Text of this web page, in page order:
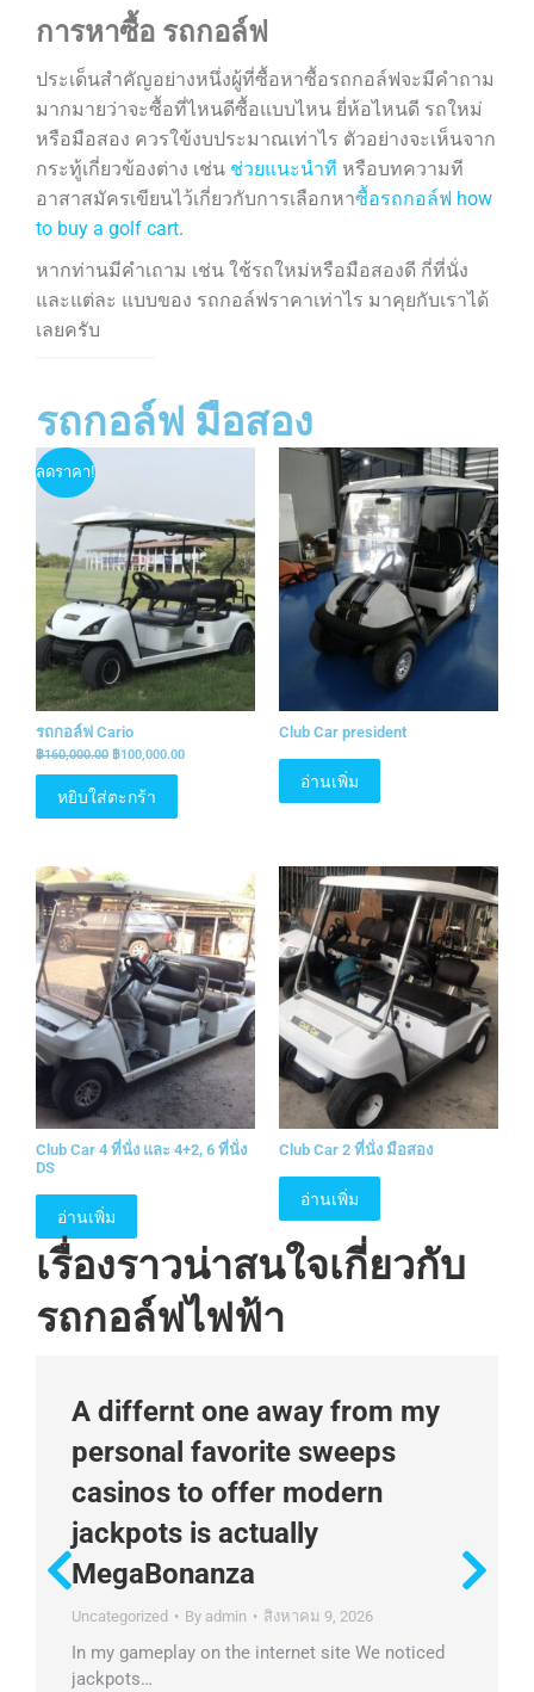
การหาซื้อ รถกอล์ฟ
ประเด็นสำคัญอย่างหนึ่งผู้ที่ซื้อหาซื้อรถกอล์ฟจะมีคำถาม
มากมายว่าจะซื้อที่ไหนดีซื้อแบบไหน ยี่ห้อไหนดี รถใหม่
หรือมือสอง ควรใข้งบประมาณเท่าไร ตัวอย่างจะเห็นจาก
กระทู้เกี่ยวข้องต่าง เช่น ช่วยแนะนำที หรือบทความที
อาสาสมัครเขียนไว้เกี่ยวกับการเลือกหาซื้อรถกอล์ฟ how
to buy a golf cart.
หากท่านมีคำเถาม เช่น ใช้รถใหม่หรือมือสองดี กี่ที่นั่ง
และแต่ละ แบบของ รถกอล์ฟราคาเท่าไร มาคุยกับเราได้
เลยครับ
รถกอล์ฟ มือสอง
ลดราคา!
รถกอล์ฟ Cario
฿160,000.00 ฿100,000.00
หยิบใส่ตะกร้า
Club Car president
อ่านเพิ่ม
Club Car 4 ที่นั่ง และ 4+2, 6 ที่นั่ง
DS
อ่านเพิ่ม
Club Car 2 ที่นั่ง มือสอง
อ่านเพิ่ม
เรื่องราวน่าสนใจเกี่ยวกับ
รถกอล์ฟไฟฟ้า
A differnt one away from my
personal favorite sweeps
casinos to offer modern
jackpots is actually
MegaBonanza
Uncategorized By admin สิงหาคม 9, 2026
In my gameplay on the internet site We noticed
jackpots…